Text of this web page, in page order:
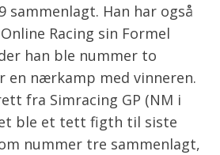
sammenlagt. Han har også
Racing sin Formel
han ble nummer to
en nærkamp med vinneren.
fra Simracing GP (NM i
ble et tett figth til siste
nummer tre sammenlagt,